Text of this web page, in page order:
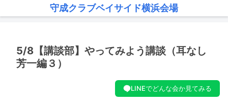
守成クラブベイサイド横浜会場
5/8【講談部】やってみよう講談（耳なし
芳一編３）
LINEでどんな会か見てみる